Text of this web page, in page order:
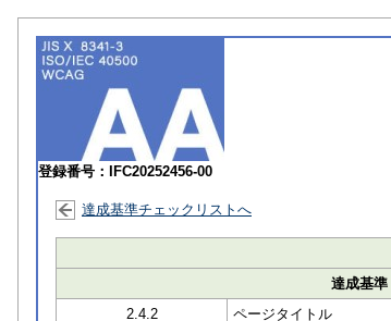
登録番号：IFC20252456-00
達成基準チェックリストへ
達成基準
2.4.2
ページタイトル